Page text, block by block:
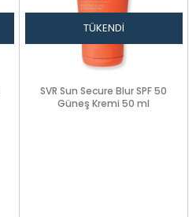
TÜKENDI
SVR Sun Secure Blur SPF 50
Güneş Kremi 50 ml